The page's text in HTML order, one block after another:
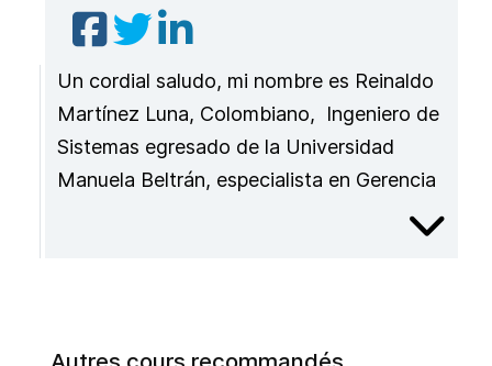
Un cordial saludo, mi nombre es Reinaldo
Martínez Luna, Colombiano, Ingeniero de
Sistemas egresado de la Universidad
Manuela Beltrán, especialista en Gerencia